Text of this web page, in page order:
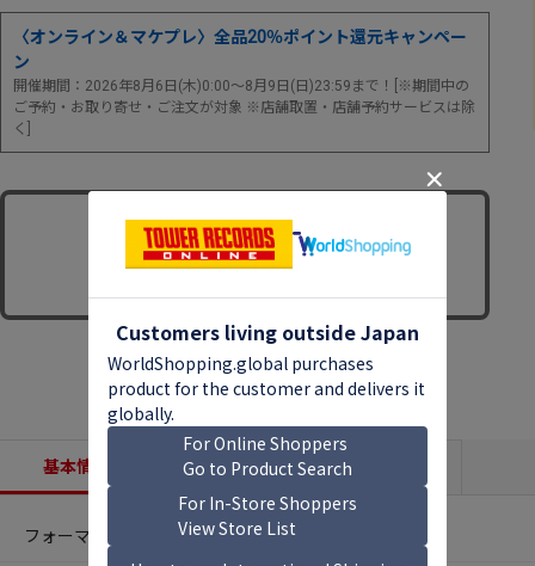
〈オンライン＆マケプレ〉全品20％ポイント還元キャンペー
ン
開催期間：2026年8月6日(木)0:00～8月9日(日)23:59まで！[※期間中の
ご予約・お取り寄せ・ご注文が対象 ※店舗取置・店舗予約サービスは除
く]
基本情報 収録内容
フォーマット CDアルバム